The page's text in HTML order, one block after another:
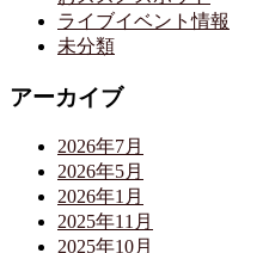
ライブイベント情報
未分類
アーカイブ
2026年7月
2026年5月
2026年1月
2025年11月
2025年10月